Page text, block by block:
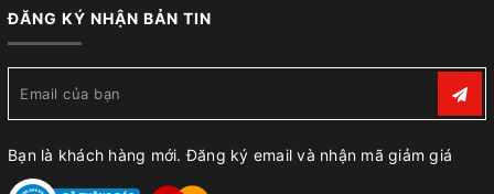
ĐĂNG KÝ NHẬN BẢN TIN
Bạn là khách hàng mới. Đăng ký email và nhận mã giảm giá